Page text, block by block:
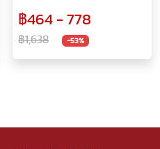
ลายไม้ 2 ชั้น รุ่น FR30+22 สี
Red Oak
฿464 - 778
฿1,638 -53%